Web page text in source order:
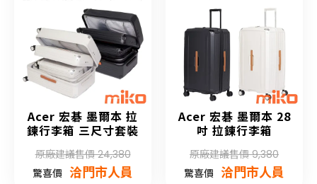
Acer 宏碁 墨爾本 拉
鍊行李箱 三尺寸套裝
原廠建議售價 24,380
驚喜價 洽門市人員
Acer 宏碁 墨爾本 28
吋 拉鍊行李箱
原廠建議售價 9,380
驚喜價 洽門市人員